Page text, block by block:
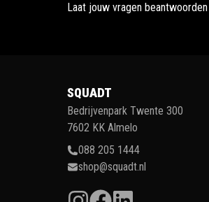
Laat jouw vragen
SQUADT
Bedrijvenpark Twente 300
7602 KK Almelo
088 205 1444
shop@squadt.nl